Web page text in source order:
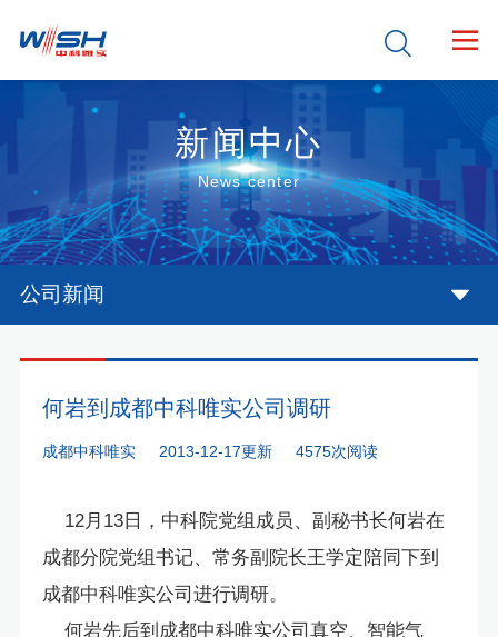
 
新闻中心
News center
公司新闻
何岩到成都中科唯实公司调研
成都中科唯实 2013-12-17更新 4575次阅读
12月13日，中科院党组成员、副秘书长何岩在
成都分院党组书记、常务副院长王学定陪同下到
成都中科唯实公司进行调研。
何岩先后到成都中科唯实公司真空、智能气